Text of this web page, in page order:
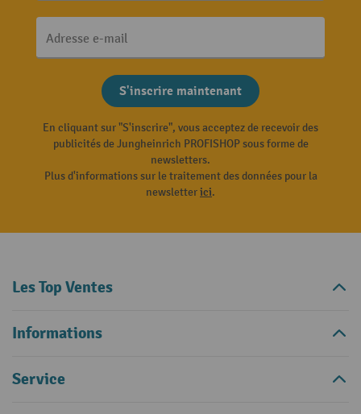
Adresse e-mail
S'inscrire maintenant
En cliquant sur "S'inscrire", vous acceptez de recevoir des
publicités de Jungheinrich PROFISHOP sous forme de
newsletters.
Plus d'informations sur le traitement des données pour la
newsletterici.
Les Top Ventes
Informations
Service